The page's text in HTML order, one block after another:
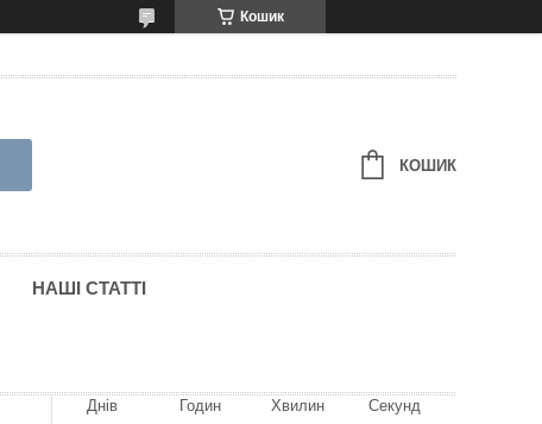
Кошик
КОШИК
НАШІ СТАТТІ
Днів Годин Хвилин Секунд